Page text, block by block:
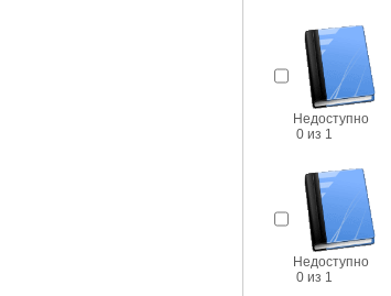
Недоступно
0 из 1
Недоступно
0 из 1